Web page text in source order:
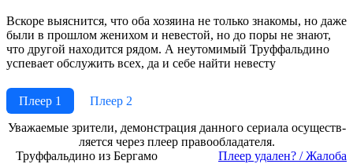
Вскоре выяснится, что оба хозяина не только знакомы, но даже
были в прошлом женихом и невестой, но до поры не знают,
что другой находится рядом. А неутомимый Труффальдино
успевает обслужить всех, да и себе найти невесту
Плеер 1
Плеер 2
Ува­жае­мые зри­те­ли, де­мон­ст­ра­ция дан­но­го се­риа­ла осу­ще­ст­в­
ля­ет­ся че­рез пле­ер пра­во­об­ла­да­те­ля.
Труффальдино из Бергамо
Пле­ер уда­лен? / Жа­ло­ба